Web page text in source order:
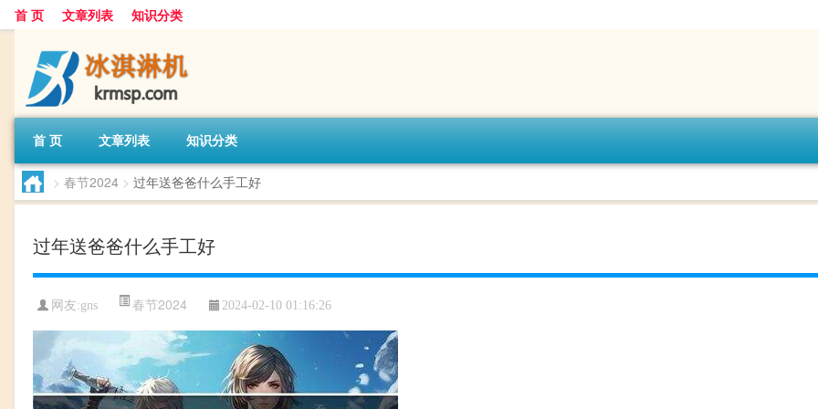
首 页 文章列表 知识分类
首 页 文章列表 知识分类
> 春节2024 > 过年送爸爸什么手工好
过年送爸爸什么手工好
网友:gns 春节2024 2024-02-10 01:16:26